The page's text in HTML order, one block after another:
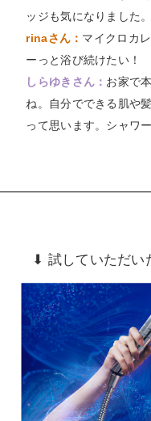
ッジも気になりました
rinaさん： マイクロカ
ーっと浴び続けたい！
しらゆきさん： お家で
ね。自分でできる肌や
って思います。シャワ
⬇︎ 試していただい